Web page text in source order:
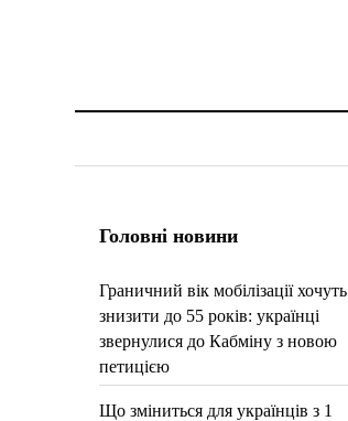
Головні новини
Граничний вік мобілізації хочуть
знизити до 55 років: українці
звернулися до Кабміну з новою
петицією
Що зміниться для українців з 1